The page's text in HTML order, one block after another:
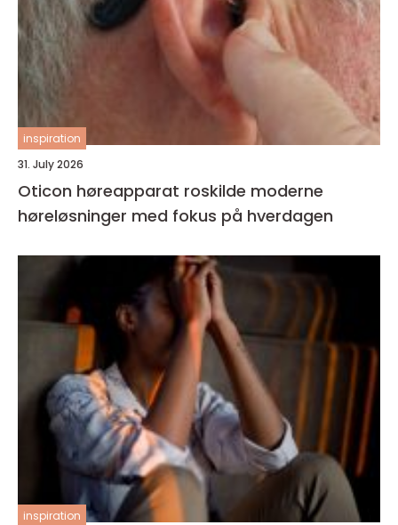
inspiration
31. July 2026
Oticon høreapparat roskilde moderne
høreløsninger med fokus på hverdagen
inspiration